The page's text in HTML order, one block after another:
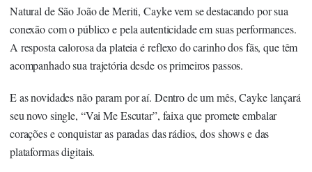
Natural de São João de Meriti, Cayke vem se destacando por sua
conexão com o público e pela autenticidade em suas performances.
A resposta calorosa da plateia é reflexo do carinho dos fãs, que têm
acompanhado sua trajetória desde os primeiros passos.
E as novidades não param por aí. Dentro de um mês, Cayke lançará
seu novo single, “Vai Me Escutar”, faixa que promete embalar
corações e conquistar as paradas das rádios, dos shows e das
plataformas digitais.